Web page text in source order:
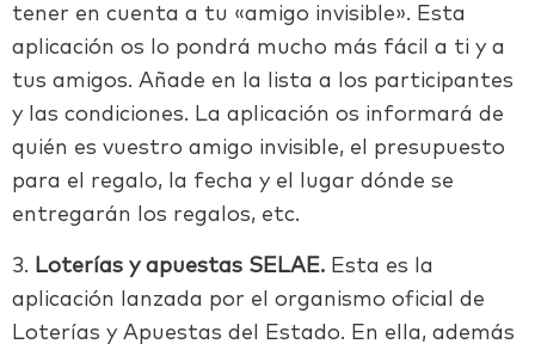
tener en cuenta a tu «amigo invisible». Esta
aplicación os lo pondrá mucho más fácil a ti y a
tus amigos. Añade en la lista a los participantes
y las condiciones. La aplicación os informará de
quién es vuestro amigo invisible, el presupuesto
para el regalo, la fecha y el lugar dónde se
entregarán los regalos, etc.
3. Loterías y apuestas SELAE. Esta es la
aplicación lanzada por el organismo oficial de
Loterías y Apuestas del Estado. En ella, además